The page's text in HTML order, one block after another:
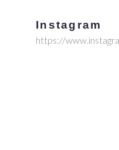
Instagram
https://